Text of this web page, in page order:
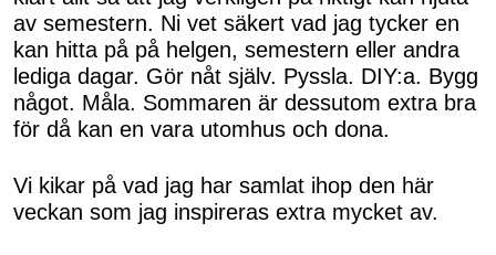
av semestern. Ni vet säkert vad jag tycker en
kan hitta på på helgen, semestern eller andra
lediga dagar. Gör nåt själv. Pyssla. DIY:a. Bygg
något. Måla. Sommaren är dessutom extra bra
för då kan en vara utomhus och dona.
Vi kikar på vad jag har samlat ihop den här
veckan som jag inspireras extra mycket av.